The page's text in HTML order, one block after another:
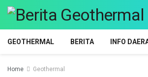
GEOTHERMAL BERITA INFO
Home Geothermal